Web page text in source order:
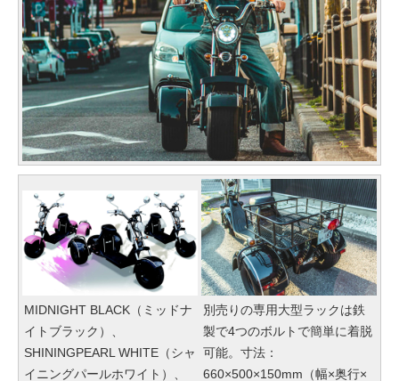
MIDNIGHT BLACK（ミッドナ
イトブラック）、
SHININGPEARL WHITE（シャ
イニングパールホワイト）、
別売りの専用大型ラックは鉄
製で4つのボルトで簡単に着脱
可能。寸法：
660×500×150mm（幅×奥行×